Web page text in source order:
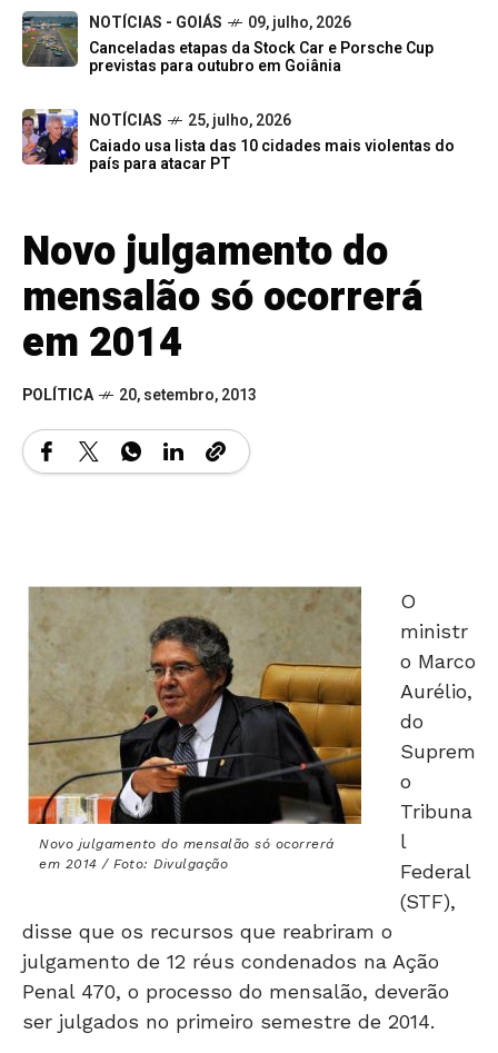
NOTÍCIAS - GOIÁS
09, julho, 2026
Canceladas etapas da Stock Car e Porsche Cup
previstas para outubro em Goiânia
NOTÍCIAS
25, julho, 2026
Caiado usa lista das 10 cidades mais violentas do
país para atacar PT
Novo julgamento do
mensalão só ocorrerá
em 2014
POLÍTICA 20, setembro, 2013
Novo julgamento do mensalão só ocorrerá
ministr
o Marco
Aurélio,
do
Suprem
o
Tribuna
l
Federal
(STF),
julgamento de 12 réus condenados na Ação
Penal 470, o processo do mensalão, deverão
ser julgados no primeiro semestre de 2014.